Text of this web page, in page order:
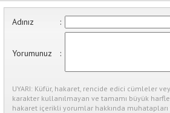
Adınız :
Yorumunuz :
UYARI: Küfür, hakaret, rencide edici cümleler
karakter kullanılmayan ve tamamı büyük
hakaret içerikli yorumlar hakkında